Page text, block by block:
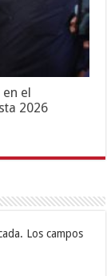
el
2026
Los campos